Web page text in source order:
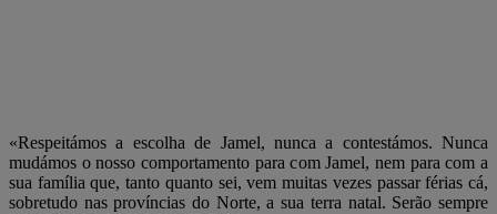
«Respeitámos a escolha de Jamel, nunca a contestámos. Nunca
mudámos o nosso comportamento para com Jamel, nem para com a
sua família que, tanto quanto sei, vem muitas vezes passar férias cá,
sobretudo nas províncias do Norte, a sua terra natal. Serão sempre